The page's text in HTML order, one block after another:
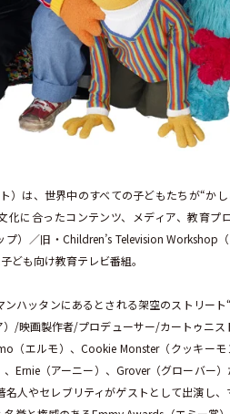
）は、世界中のすべての子どもたちが“か
化に合ったコンテンツ、メディア、教育
）／旧・Children’s Television Workshop
ども向け教育テレビ番組。
ンハッタンにあるとされる架空のストリー
/映画製作者/プロデューサー/カートゥニ
（エルモ）、Cookie Monster（クッキー
Ernie（アーニー）、Grover（グローバー
名人やセレブリティがゲストとして出演し